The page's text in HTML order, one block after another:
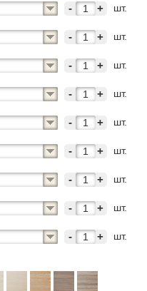
- + шт.
- + шт.
- + шт.
- + шт.
- + шт.
- + шт.
- + шт.
- + шт.
- + шт.